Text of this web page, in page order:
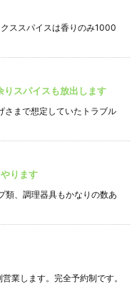
ススパイスは香りのみ1000
スパイスも放出します
さまで想定していたトラブル
ります
、調理器具もかなりの数あ
業します。完全予約制です。